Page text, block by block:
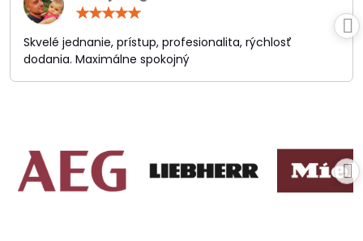
/
5
Skvelé jednanie, prístup, profesionalita, rýchlosť
dodania. Maximálne spokojný